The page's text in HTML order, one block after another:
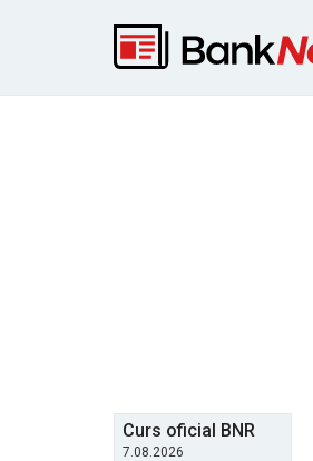
Curs oficial BNR
7.08.2026